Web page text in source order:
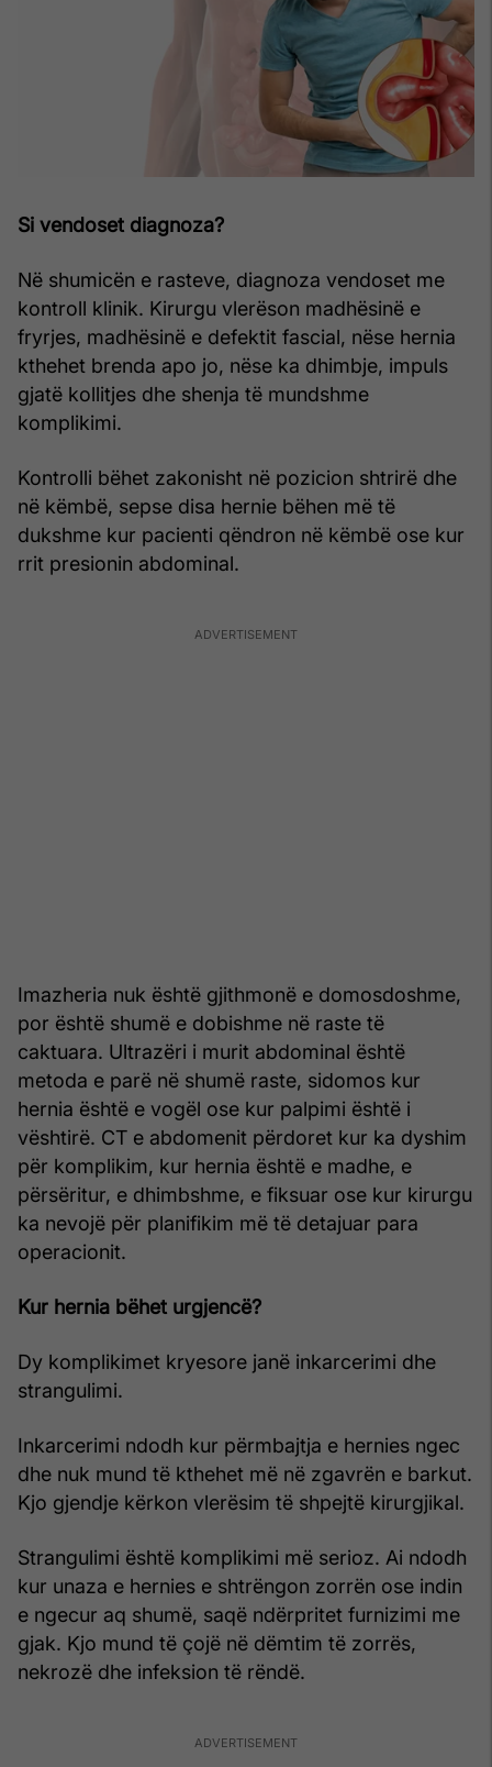
Si vendoset diagnoza?
Në shumicën e rasteve, diagnoza vendoset me
kontroll klinik. Kirurgu vlerëson madhësinë e
fryrjes, madhësinë e defektit fascial, nëse hernia
kthehet brenda apo jo, nëse ka dhimbje, impuls
gjatë kollitjes dhe shenja të mundshme
komplikimi.
Kontrolli bëhet zakonisht në pozicion shtrirë dhe
në këmbë, sepse disa hernie bëhen më të
dukshme kur pacienti qëndron në këmbë ose kur
rrit presionin abdominal.
Imazheria nuk është gjithmonë e domosdoshme,
por është shumë e dobishme në raste të
caktuara. Ultrazëri i murit abdominal është
metoda e parë në shumë raste, sidomos kur
hernia është e vogël ose kur palpimi është i
vështirë. CT e abdomenit përdoret kur ka dyshim
për komplikim, kur hernia është e madhe, e
përsëritur, e dhimbshme, e fiksuar ose kur kirurgu
ka nevojë për planifikim më të detajuar para
operacionit.
Kur hernia bëhet urgjencë?
Dy komplikimet kryesore janë inkarcerimi dhe
strangulimi.
Inkarcerimi ndodh kur përmbajtja e hernies ngec
dhe nuk mund të kthehet më në zgavrën e barkut.
Kjo gjendje kërkon vlerësim të shpejtë kirurgjikal.
Strangulimi është komplikimi më serioz. Ai ndodh
kur unaza e hernies e shtrëngon zorrën ose indin
e ngecur aq shumë, saqë ndërpritet furnizimi me
gjak. Kjo mund të çojë në dëmtim të zorrës,
nekrozë dhe infeksion të rëndë.